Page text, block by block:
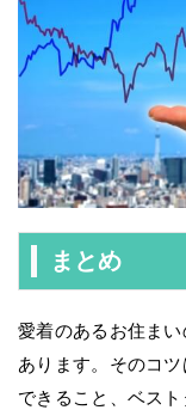
まとめ
愛着のあるお住ま
あります。そのコ
できること、ベス